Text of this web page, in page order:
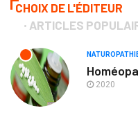
CHOIX DE L'ÉDITEUR
ARTICLES
2020